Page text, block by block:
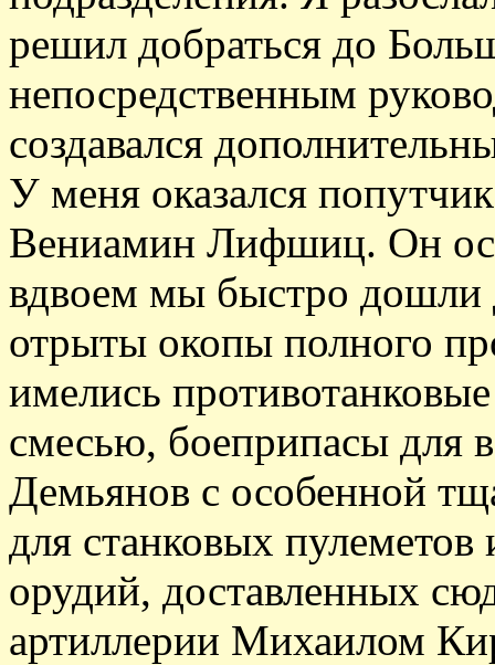
решил добраться до
непосредственным
создавался
У меня оказался
Вениамин Лифшиц. Он
вдвоем мы быстро дошли
отрыты окопы полного
имелись
смесью, боеприпасы для
Демьянов с особенной
для станковых
орудий, доставленных
артиллерии Михаилом